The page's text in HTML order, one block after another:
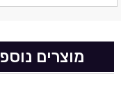
מוצרים